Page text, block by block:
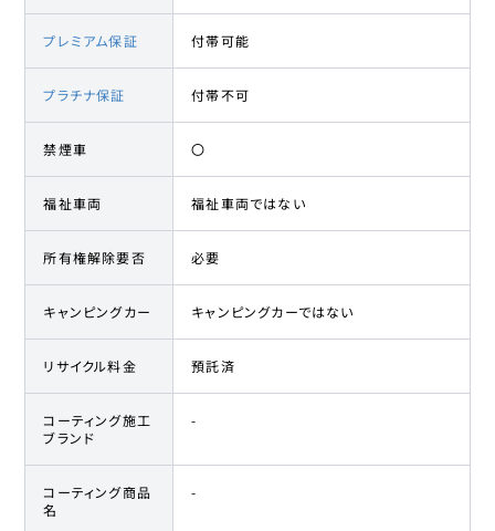
プレミアム保証 付帯可能
プラチナ保証 付帯不可
禁煙車 〇
福祉車両 福祉車両ではない
所有権解除要否 必要
キャンピングカー キャンピングカーではない
リサイクル料金 預託済
コーティング施工
ブランド
-
コーティング商品
名
-